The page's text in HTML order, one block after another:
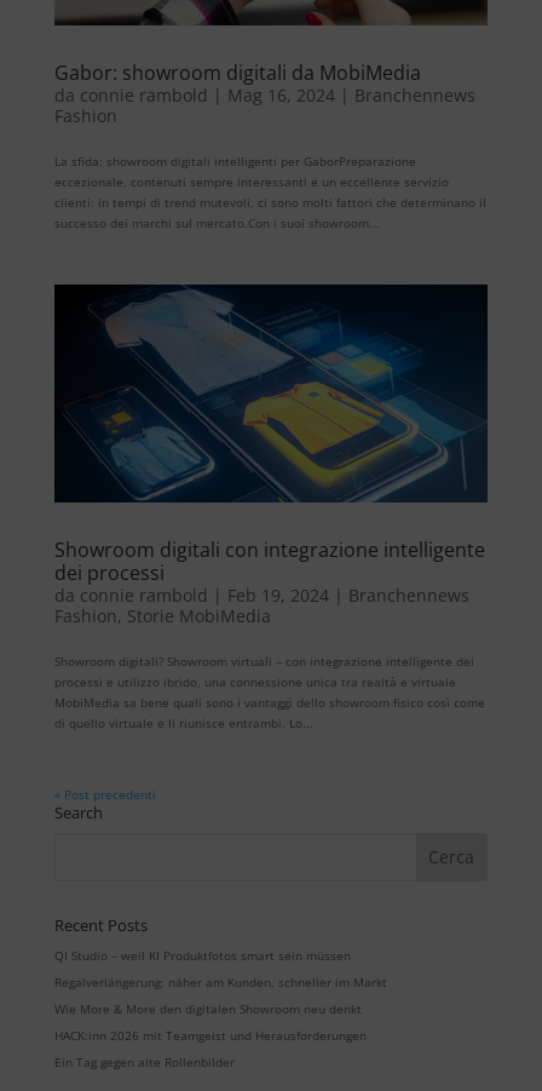
Gabor: showroom digitali da MobiMedia
da connie rambold | Mag 16, 2024| Branchennews
Fashion
La sfida: showroom digitali intelligenti per GaborPreparazione
eccezionale, contenuti sempre interessanti e un eccellente servizio
clienti: in tempi di trend mutevoli, ci sono molti fattori che determinano il
successo dei marchi sul mercato.Con i suoi showroom...
Showroom digitali con integrazione intelligente
dei processi
da connie rambold | Feb 19, 2024| Branchennews
Fashion, Storie MobiMedia
Showroom digitali? Showroom virtuali – con integrazione intelligente dei
processi e utilizzo ibrido, una connessione unica tra realtà e virtuale
MobiMedia sa bene quali sono i vantaggi dello showroom fisico così come
di quello virtuale e li riunisce entrambi. Lo...
« Post precedenti
Search
Recent Posts
QI Studio – weil KI Produktfotos smart sein müssen
Regalverlängerung: näher am Kunden, schneller im Markt
Wie More & More den digitalen Showroom neu denkt
HACK:inn 2026 mit Teamgeist und Herausforderungen
Ein Tag gegen alte Rollenbilder